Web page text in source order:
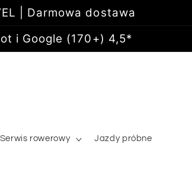
| Darmowa dostawa
i Google (170+) 4,5*
Serwis rowerowy Jazdy próbne